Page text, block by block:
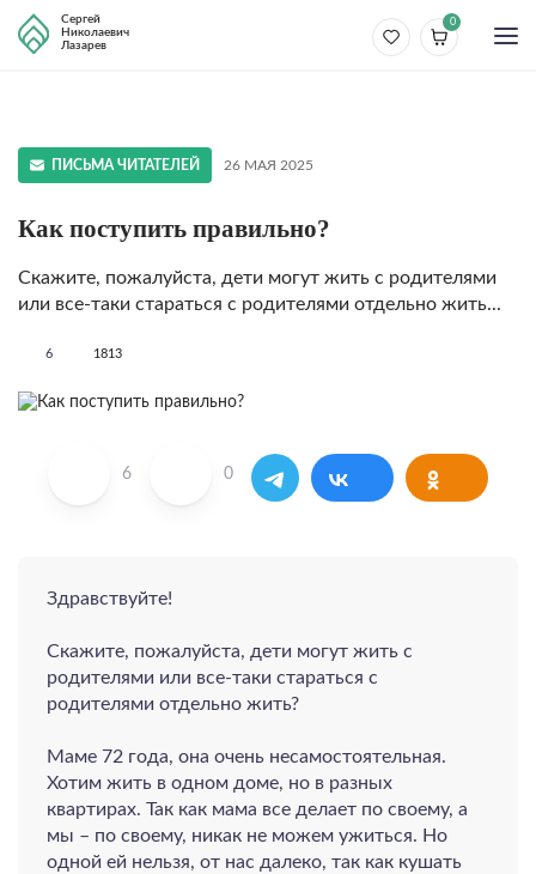
Сергей
Николаевич
Лазарев
0
ПИСЬМА ЧИТАТЕЛЕЙ 26 МАЯ 2025
Как поступить правильно?
Скажите, пожалуйста, дети могут жить с родителями
или все-таки стараться с родителями отдельно жить...
6 1813
6 0
Здравствуйте!
Скажите, пожалуйста, дети могут жить с
родителями или все-таки стараться с
родителями отдельно жить?
Маме 72 года, она очень несамостоятельная.
Хотим жить в одном доме, но в разных
квартирах. Так как мама все делает по своему, а
мы – по своему, никак не можем ужиться. Но
одной ей нельзя, от нас далеко, так как кушать